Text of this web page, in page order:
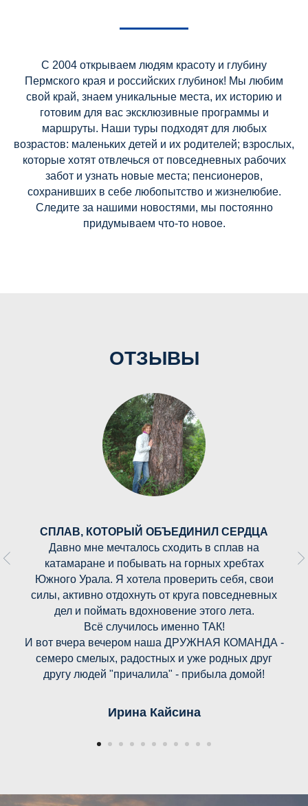
С 2004 открываем людям красоту и глубину
Пермского края и российских глубинок! Мы любим
свой край, знаем уникальные места, их историю и
готовим для вас эксклюзивные программы и
маршруты. Наши туры подходят для любых
возрастов: маленьких детей и их родителей; взрослых,
которые хотят отвлечься от повседневных рабочих
забот и узнать новые места; пенсионеров,
сохранивших в себе любопытство и жизнелюбие.
Следите за нашими новостями, мы постоянно
придумываем что-то новое.
ОТЗЫВЫ
СПЛАВ, КОТОРЫЙ ОБЪЕДИНИЛ СЕРДЦА
Давно мне мечталось сходить в сплав на
катамаране и побывать на горных хребтах
Южного Урала. Я хотела проверить себя, свои
силы, активно отдохнуть от круга повседневных
дел и поймать вдохновение этого лета.
Всё случилось именно ТАК!
И вот вчера вечером наша ДРУЖНАЯ КОМАНДА -
семеро смелых, радостных и уже родных друг
другу людей "причалила" - прибыла домой!
Ирина Кайсина